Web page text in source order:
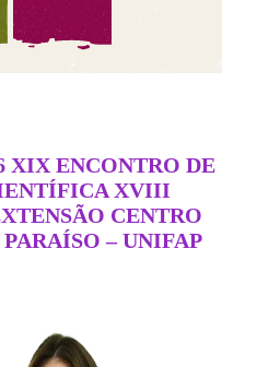
XIX ENCONTRO DE
XVIII
CENTRO
– UNIFAP